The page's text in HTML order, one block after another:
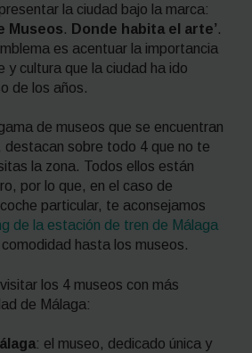
la ciudad bajo la marca:
Museos. Donde habita el arte’.
es acentuar la importancia
y cultura que la ciudad ha ido
de los años.
de museos que se encuentran
destacan sobre todo 4 que no te
la zona. Todos ellos están
por lo que, en el caso de
particular, te aconsejamos
de la estación de tren de Málaga
hasta los museos.
los 4 museos con más
de Málaga:
: el museo, dedicado única y